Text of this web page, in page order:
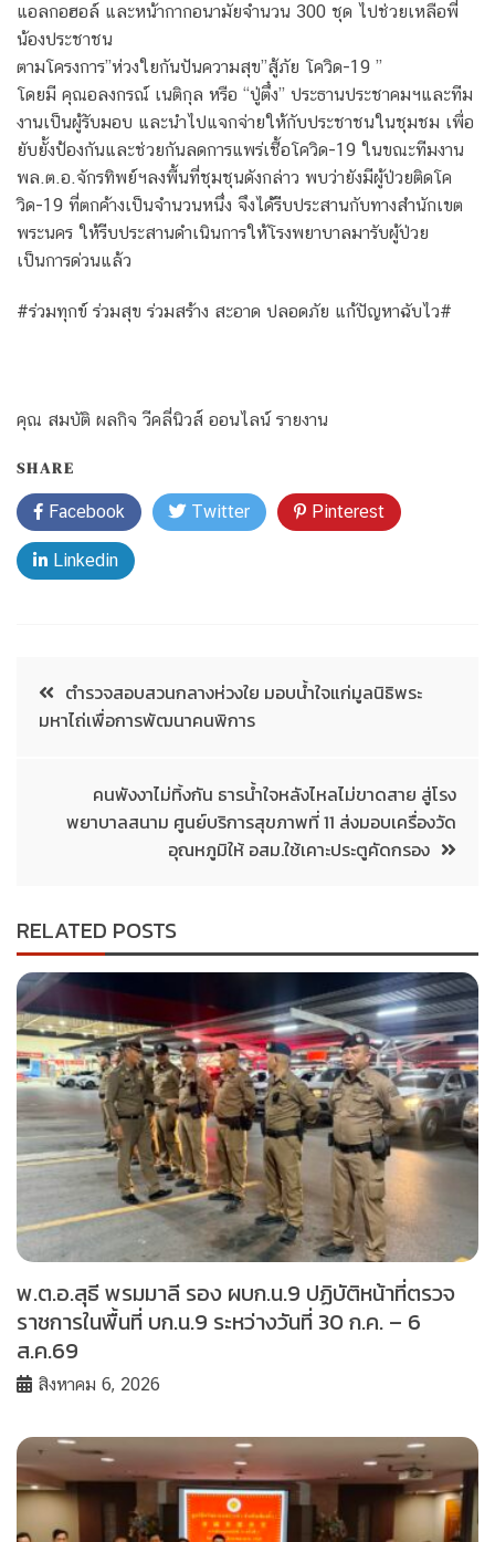
แอลกอฮอล์ และหน้ากากอนามัยจำนวน 300 ชุด ไปช่วยเหลือพี่
น้องประชาชน
ตามโครงการ”ห่วงใยกันปันความสุข”สู้ภัย โควิด-19 ”
โดยมี คุณอลงกรณ์ เนติกุล หรือ “ปู่ตึ๋ง” ประธานประชาคมฯและทีม
งานเป็นผู้รับมอบ และนำไปแจกจ่ายให้กับประชาชนในชุมชม เพื่อ
ยับยั้งป้องกันและช่วยกันลดการแพร่เชื้อโควิด-19 ในขณะทีมงาน
พล.ต.อ.จักรทิพย์ฯลงพื้นที่ชุมชุนดังกล่าว พบว่ายังมีผู้ป่วยติดโค
วิด-19 ที่ตกค้างเป็นจำนวนหนึ่ง จึงได้รีบประสานกับทางสำนักเขต
พระนคร ให้รีบประสานดำเนินการให้โรงพยาบาลมารับผู้ป่วย
เป็นการด่วนแล้ว
#ร่วมทุกข์ ร่วมสุข ร่วมสร้าง สะอาด ปลอดภัย แก้ปัญหาฉับไว#
คุณ สมบัติ ผลกิจ วีคลี่นิวส์ ออนไลน์ รายงาน
SHARE
Facebook Twitter Pinterest
Linkedin
ตำรวจสอบสวนกลางห่วงใย มอบน้ำใจแก่มูลนิธิพระ
มหาไถ่เพื่อการพัฒนาคนพิการ
คนพังงาไม่ทิ้งกัน ธารน้ำใจหลังไหลไม่ขาดสาย สู่โรง
พยาบาลสนาม ศูนย์บริการสุขภาพที่ 11 ส่งมอบเครื่องวัด
อุณหภูมิให้ อสม.ใช้เคาะประตูคัดกรอง
RELATED POSTS
พ.ต.อ.สุธี พรมมาลี รอง ผบก.น.9 ปฏิบัติหน้าที่ตรวจ
ราชการในพื้นที่ บก.น.9 ระหว่างวันที่ 30 ก.ค. – 6
ส.ค.69
สิงหาคม 6, 2026